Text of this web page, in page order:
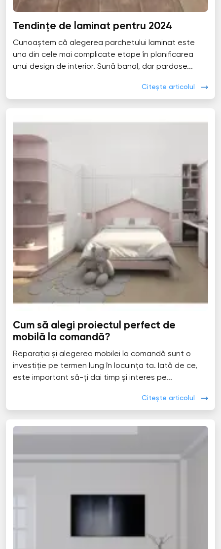
Tendințe de laminat pentru 2024
Cunoaștem că alegerea parchetului laminat este
una din cele mai complicate etape în planificarea
unui design de interior. Sună banal, dar pardose...
Citește articolul
Cum să alegi proiectul perfect de
mobilă la comandă?
Reparația și alegerea mobilei la comandă sunt o
investiție pe termen lung în locuința ta. Iată de ce,
este important să-ți dai timp și interes pe...
Citește articolul